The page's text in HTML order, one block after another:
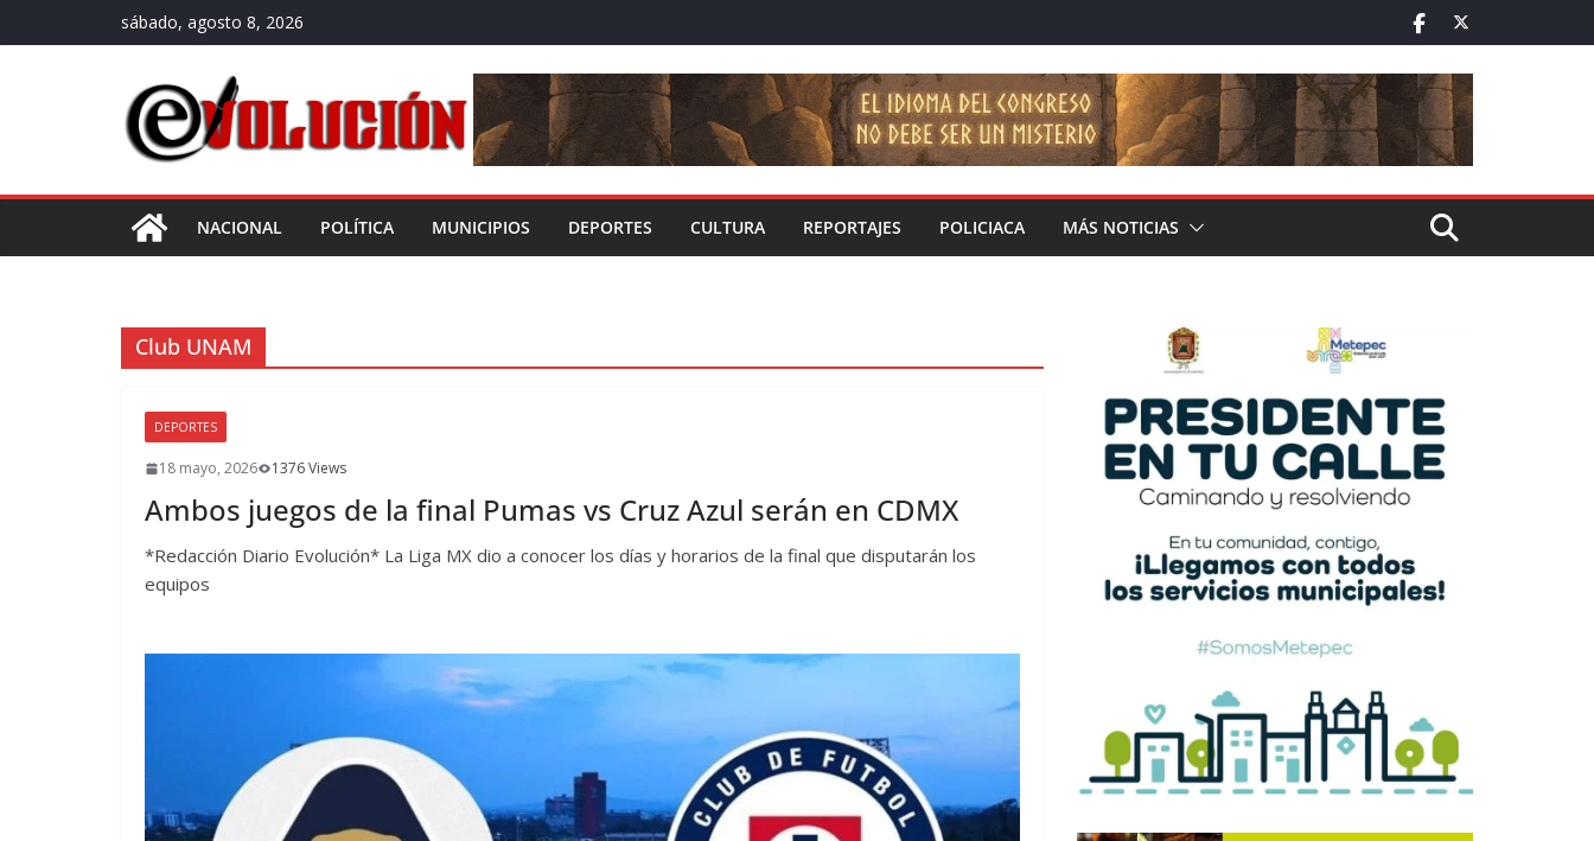
al
sábado, agosto 8, 2026
NACIONAL POLÍTICA MUNICIPIOS DEPORTES CULTURA REPORTAJES POLICIACA MÁS NOTICIAS
Club UNAM
DEPORTES
18 mayo, 2026 1376 Views
Ambos juegos de la final Pumas vs Cruz Azul serán en CDMX
*Redacción Diario Evolución* La Liga MX dio a conocer los días y horarios de la final que disputarán los
equipos